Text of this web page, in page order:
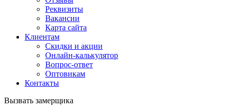
Реквизиты
Вакансии
Карта сайта
Клиентам
Скидки и акции
Онлайн-калькулятор
Вопрос-ответ
Оптовикам
Контакты
Вызвать замерщика